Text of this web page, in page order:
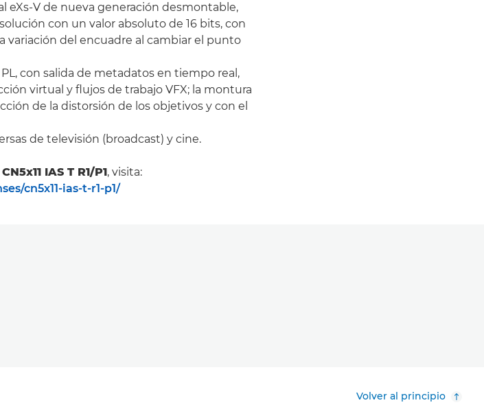
eXs-V de nueva generación desmontable,
con un valor absoluto de 16 bits, con
variación del encuadre al cambiar el punto
con salida de metadatos en tiempo real,
virtual y flujos de trabajo VFX; la montura
de la distorsión de los objetivos y con el
de televisión (broadcast) y cine.
CN5x11 IAS T R1/P1, visita:
cn5x11-ias-t-r1-p1/
Volver al principio